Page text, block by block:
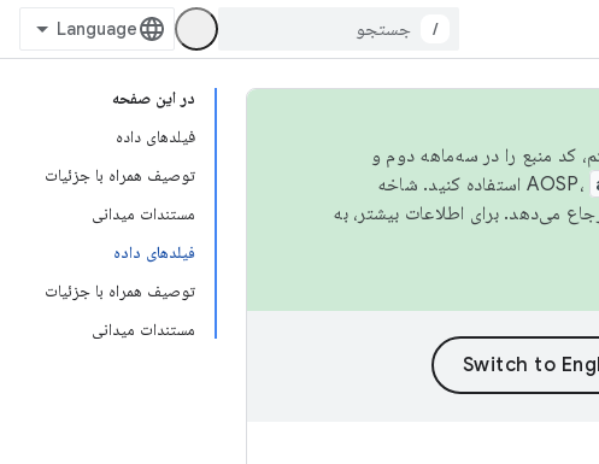
/
در این صفحه
فیلدهای داده
توصیف همراه با جزئیات
مستندات میدانی
فیلدهای داده
توصیف همراه با جزئیات
مستندات میدانی
کد منبع را در سه‌ماهه دوم و
استفاده کنید. شاخه